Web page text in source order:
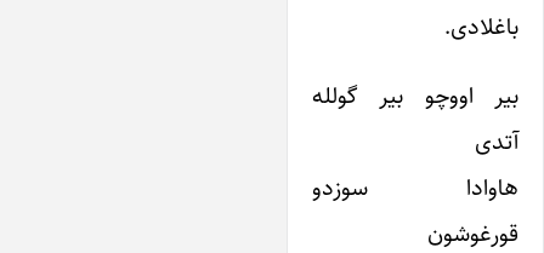
باغلادی.
بیر اووچو بیر گولله
آتدی
هاوادا سوزدو
قورغوشون